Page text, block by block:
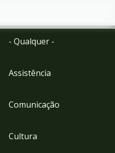
- Qualquer -
Assistência
Comunicação
Cultura